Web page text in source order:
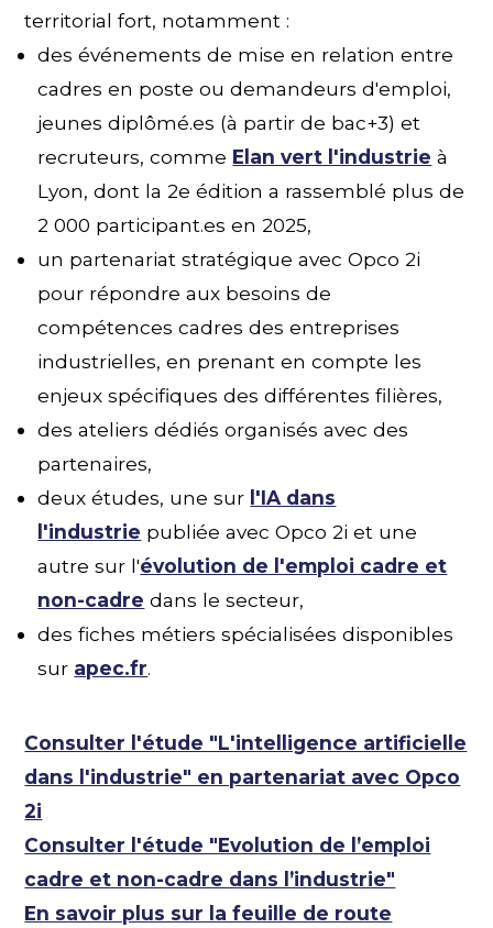
territorial fort, notamment :
des événements de mise en relation entre
cadres en poste ou demandeurs d'emploi,
jeunes diplômé.es (à partir de bac+3) et
recruteurs, comme Elan vert l'industrie à
Lyon, dont la 2e édition a rassemblé plus de
2 000 participant.es en 2025,
un partenariat stratégique avec Opco 2i
pour répondre aux besoins de
compétences cadres des entreprises
industrielles, en prenant en compte les
enjeux spécifiques des différentes filières,
des ateliers dédiés organisés avec des
partenaires,
deux études, une sur l'IA dans
l'industrie publiée avec Opco 2i et une
autre sur l'évolution de l'emploi cadre et
non-cadre dans le secteur,
des fiches métiers spécialisées disponibles
sur apec.fr.
Consulter l'étude "L'intelligence artificielle
dans l'industrie" en partenariat avec Opco
2i
Consulter l'étude "Evolution de l’emploi
cadre et non-cadre dans l’industrie"
En savoir plus sur la feuille de route